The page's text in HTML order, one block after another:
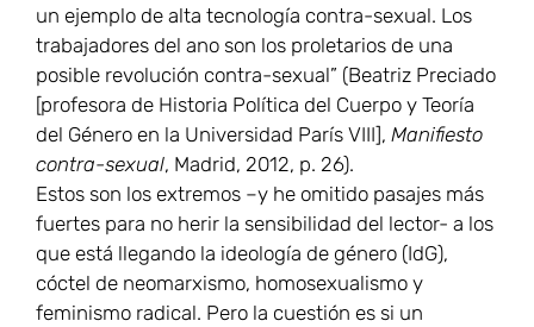
un ejemplo de alta tecnología contra-sexual. Los
trabajadores del ano son los proletarios de una
posible revolución contra-sexual” (Beatriz Preciado
[profesora de Historia Política del Cuerpo y Teoría
del Género en la Universidad París VIII], Manifiesto
contra-sexual, Madrid, 2012, p. 26).
Estos son los extremos –y he omitido pasajes más
fuertes para no herir la sensibilidad del lector- a los
que está llegando la ideología de género (IdG),
cóctel de neomarxismo, homosexualismo y
feminismo radical. Pero la cuestión es si un